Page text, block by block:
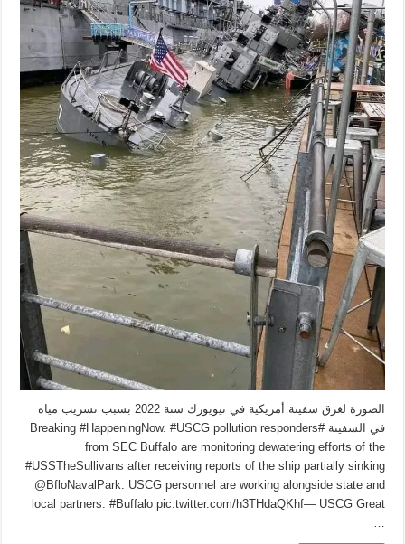
الصورة لغرق سفينة أمريكية في نيويورك سنة 2022 بسبب تسريب مياه
في السفينة #Breaking #HappeningNow. #USCG pollution responders
from SEC Buffalo are monitoring dewatering efforts of the
#USSTheSullivans after receiving reports of the ship partially sinking
@BfloNavalPark. USCG personnel are working alongside state and
local partners. #Buffalo pic.twitter.com/h3THdaQKhf— USCG Great
…